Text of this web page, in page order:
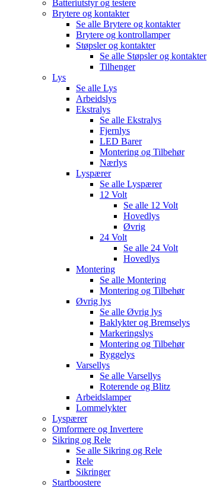
Batteriutstyr og testere
Brytere og kontakter
Se alle Brytere og kontakter
Brytere og kontrollamper
Støpsler og kontakter
Se alle Støpsler og kontakter
Tilhenger
Lys
Se alle Lys
Arbeidslys
Ekstralys
Se alle Ekstralys
Fjernlys
LED Barer
Montering og Tilbehør
Nærlys
Lyspærer
Se alle Lyspærer
12 Volt
Se alle 12 Volt
Hovedlys
Øvrig
24 Volt
Se alle 24 Volt
Hovedlys
Montering
Se alle Montering
Montering og Tilbehør
Øvrig lys
Se alle Øvrig lys
Baklykter og Bremselys
Markeringslys
Montering og Tilbehør
Ryggelys
Varsellys
Se alle Varsellys
Roterende og Blitz
Arbeidslamper
Lommelykter
Lyspærer
Omformere og Invertere
Sikring og Rele
Se alle Sikring og Rele
Rele
Sikringer
Startboostere